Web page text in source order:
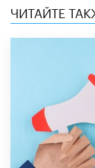
ЧИТАЙТЕ